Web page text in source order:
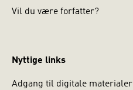
Vil du være forfatter?
Nyttige links
Adgang til digitale materialer